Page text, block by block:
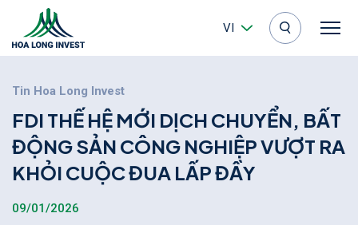
VI
Tin Hoa Long Invest
FDI THẾ HỆ MỚI DỊCH CHUYỂN, BẤT
ĐỘNGSẢN CÔNG NGHIỆPVƯỢT RA
KHỎI CUỘCĐUA LẤPĐẦY
09/01/2026